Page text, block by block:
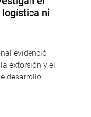
logística ni
evidenció
extorsión y el
desarrolló...